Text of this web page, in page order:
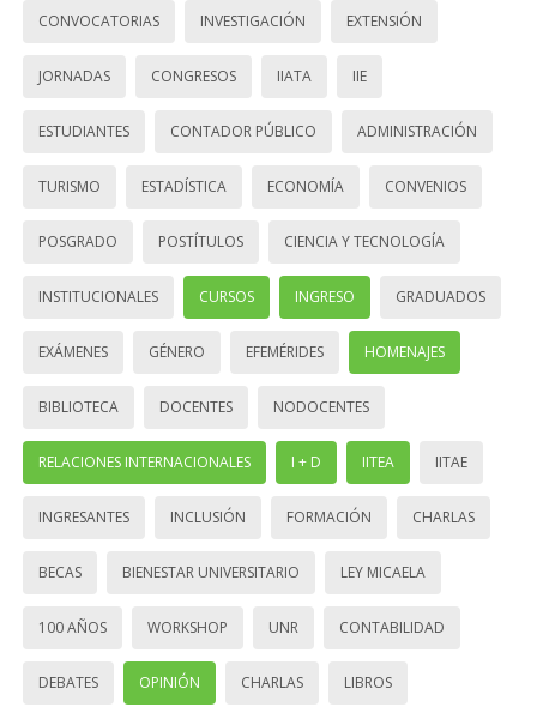
CONVOCATORIAS INVESTIGACIÓN EXTENSIÓN
JORNADAS CONGRESOS IIATA IIE
ESTUDIANTES CONTADOR PÚBLICO ADMINISTRACIÓN
TURISMO ESTADÍSTICA ECONOMÍA CONVENIOS
POSGRADO POSTÍTULOS CIENCIA Y TECNOLOGÍA
INSTITUCIONALES CURSOS INGRESO GRADUADOS
EXÁMENES GÉNERO EFEMÉRIDES HOMENAJES
BIBLIOTECA DOCENTES NODOCENTES
RELACIONES INTERNACIONALES I + D IITEA IITAE
INGRESANTES INCLUSIÓN FORMACIÓN CHARLAS
BECAS BIENESTAR UNIVERSITARIO LEY MICAELA
100 AÑOS WORKSHOP UNR CONTABILIDAD
DEBATES OPINIÓN CHARLAS LIBROS